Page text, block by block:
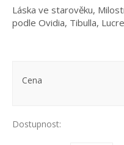
Láska ve starověku,
podle Ovidia, Tibulla,
Cena
Dostupnost: